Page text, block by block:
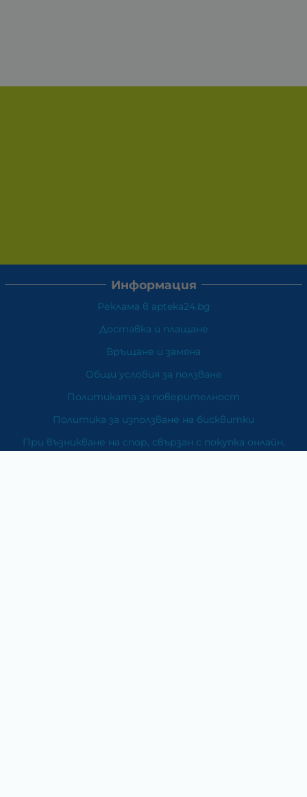
Информация
Реклама в apteka24.bg
Доставка и плащане
Връщане и замяна
Общи условия за ползване
Политиката за поверителност
Политика за използване на бисквитки
При възникване на спор, свързан с покупка онлайн,
можете да ползвате сайта ОРС